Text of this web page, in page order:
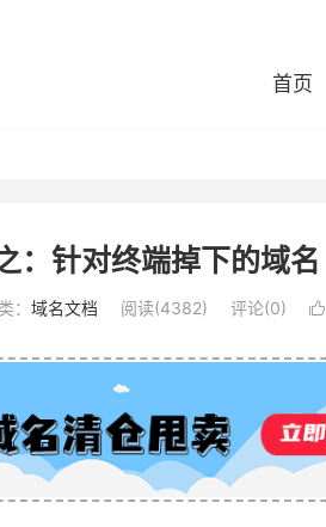
首页
：针对终端掉下的域名
： 域名文档 阅读(4382) 评论(0) 